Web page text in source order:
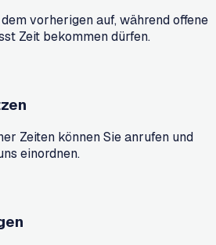
vorherigen auf, während offene
Zeit bekommen dürfen.
Zeiten können Sie anrufen und
einordnen.